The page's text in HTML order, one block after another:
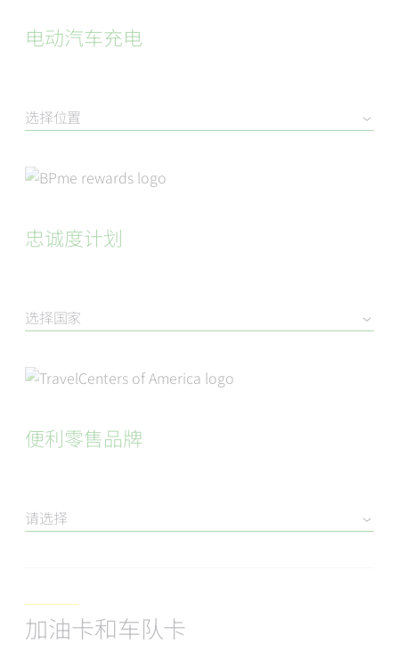
电动汽车充电
选择位置
忠诚度计划
选择国家
便利零售品牌
请选择
加油卡和车队卡